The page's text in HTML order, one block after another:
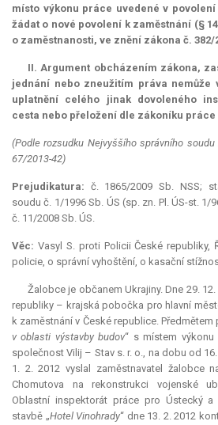
místo výkonu práce uvedené v
žádat o nové povolení k zaměstnání (§
o zaměstnanosti, ve znění zákona č. 382/
II. Argument obcházením zákona,
jednání nebo zneužitím práva nemůže
uplatnění celého jinak dovoleného
cesta nebo přeložení dle zákoníku práce
(Podle rozsudku Nejvyššího správního
67/2013-42)
Prejudikatura: č. 1865/2009 Sb. NSS;
soudu č. 1/1996 Sb. ÚS (sp. zn. Pl. ÚS-st. 1/
č. 11/2008 Sb. ÚS.
Věc: Vasyl S. proti Policii České republiky,
policie, o správní vyhoštění, o kasační
Žalobce je občanem Ukrajiny. Dne 29.
republiky – krajská pobočka pro hlavní
k zaměstnání v České republice. Předmětem
v oblasti výstavby budov“ s místem výkonu
společnost Vilij – Stav s. r. o., na dobu od
1. 2. 2012 vyslal zaměstnavatel žalobce
Chomutova na rekonstrukci vojenské
Oblastní inspektorát práce pro Ústecký
stavbě „Hotel Vinohrady“ dne 13. 2. 2012